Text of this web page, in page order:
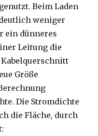
Beim Laden
weniger
ein dünneres
Leitung die
Kabelquerschnitt
Größe
Die Stromdichte
die Fläche, durch